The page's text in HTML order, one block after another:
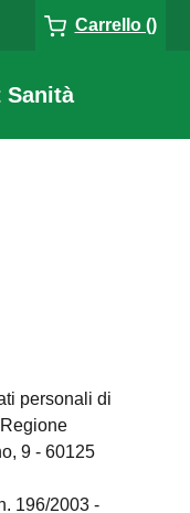
Carrello ()
Sanità
personali di
9 - 60125
196/2003 -